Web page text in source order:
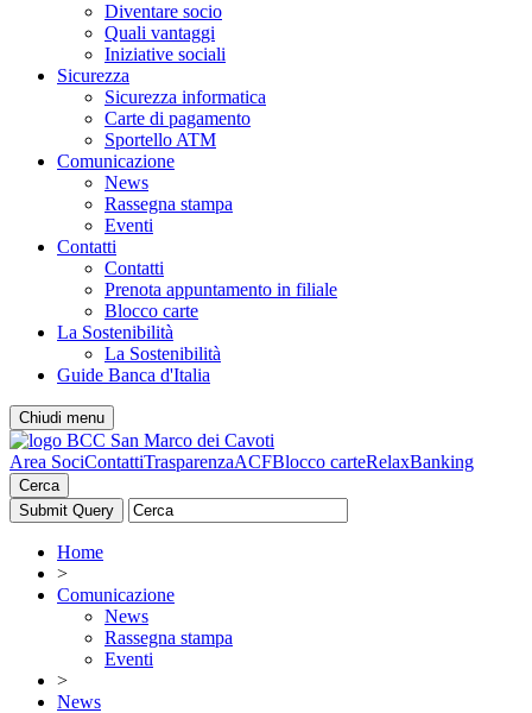
Diventare socio
Quali vantaggi
Iniziative sociali
Sicurezza
Sicurezza informatica
Carte di pagamento
Sportello ATM
Comunicazione
News
Rassegna stampa
Eventi
Contatti
Contatti
Prenota appuntamento in filiale
Blocco carte
La Sostenibilità
La Sostenibilità
Guide Banca d'Italia
Chiudi menu
Area SociContattiTrasparenzaACFBlocco carteRelaxBanking
Cerca
Home
>
Comunicazione
News
Rassegna stampa
Eventi
>
News